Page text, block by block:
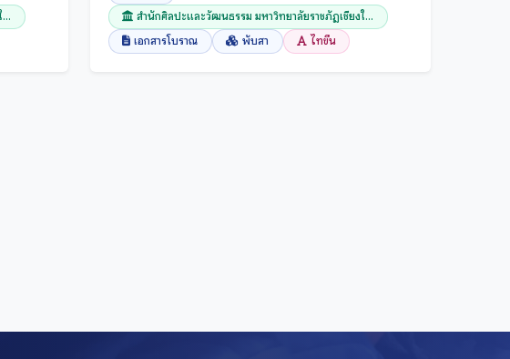
สำนักศิลปะและวัฒนธรรม มหาวิทยาลัยราชภัฏเชียงใ...
เอกสารโบราณ
พับสา ไทขึน